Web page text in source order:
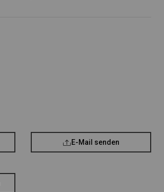
E-Mail senden